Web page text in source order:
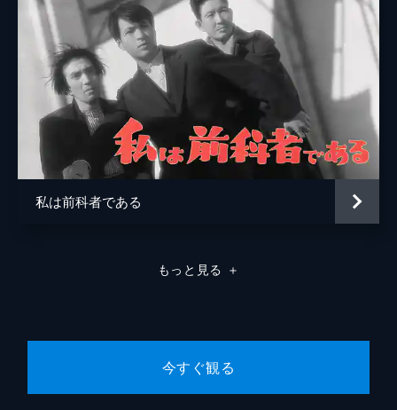
私は前科者である
もっと見る ＋
今すぐ観る